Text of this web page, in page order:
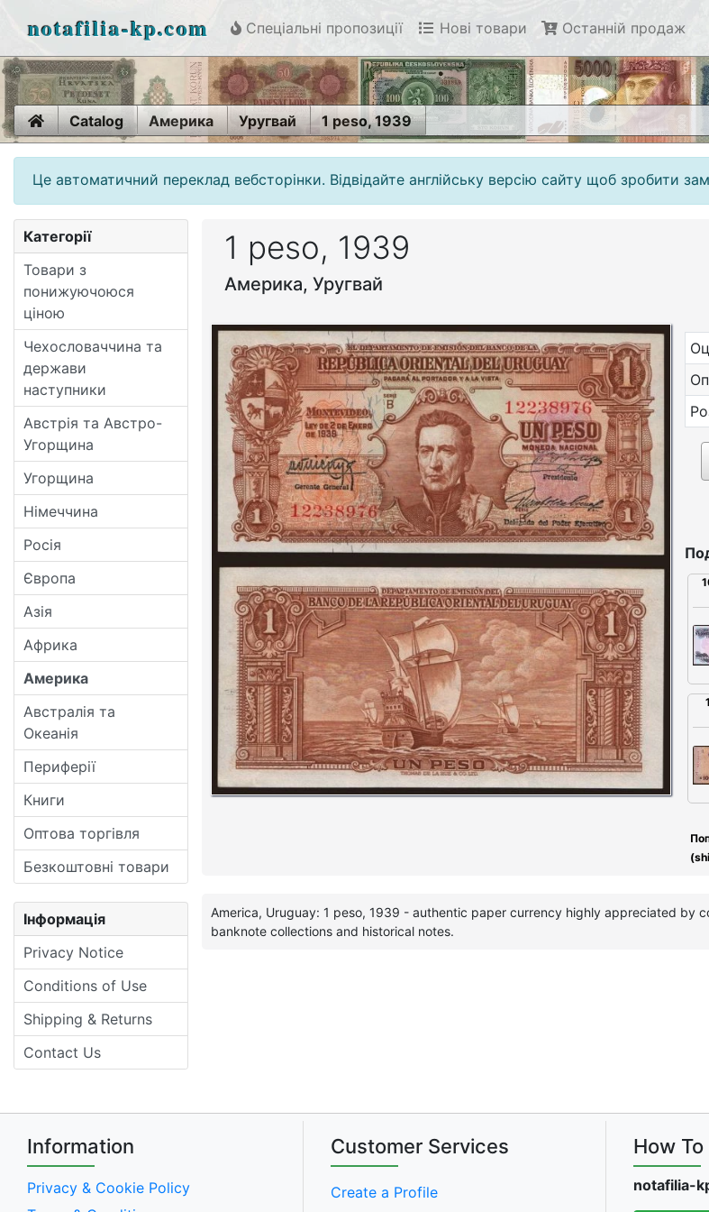
notafilia-kp.com Спеціальні пропозиції Нові товари Останній продаж
HomeCatalog Америка Уругвай 1 peso, 1939
Це автоматичний переклад вебсторінки. Відвідайте англійську версію сайту щоб зробити
Категорії
Товари з
понижуючоюся
ціною
Чехословаччина та
держави
наступники
Австрія та Австро-
Угорщина
Угорщина
Німеччина
Росія
Європа
Азія
Африка
Америка
Австралія та
Океанія
Периферії
Книги
Оптова торгівля
Безкоштовні товари
Інформація
Privacy Notice
Conditions of Use
Shipping & Returns
Contact Us
1 peso, 1939
Америка, Уругвай
America, Uruguay: 1 peso, 1939 - authentic paper currency highly appreciated by
banknote collections and historical notes.
Information
Privacy & Cookie Policy
Customer Services
Create a Profile
How
notafilia-